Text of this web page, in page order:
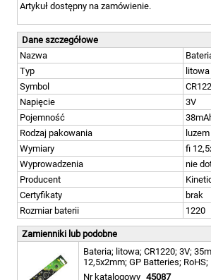
Artykuł dostępny na zamówienie.
Dane szczegółowe
Nazwa
Typ
litowa
Symbol
Napięcie
3V
Pojemność
Rodzaj pakowania
luzem
Wymiary
fi
Wyprowadzenia
nie
Producent
Certyfikaty
brak
Rozmiar baterii
1220
Zamienniki lub podobne
Bateria; litowa; CR1220; 3V;
12,5x2mm; GP Batteries; RoHS;
Nr katalogowy 45087